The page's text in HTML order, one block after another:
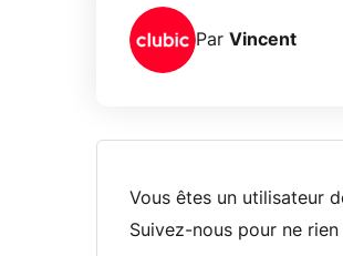
Par Vincent
Vous êtes un utilisateur
Suivez-nous pour ne